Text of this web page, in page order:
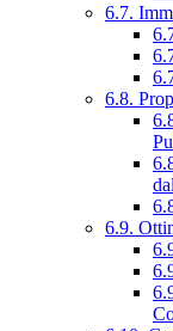
6.7.
6.8.
6.9.